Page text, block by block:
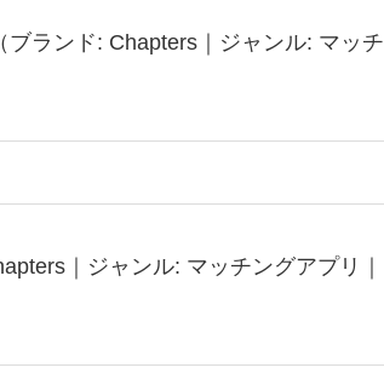
ブランド: Chapters｜ジャンル: マッチ
｜ジャンル: マッチングアプリ｜